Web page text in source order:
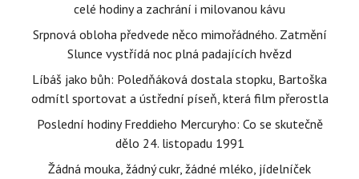
celé hodiny a zachrání i milovanou kávu
Srpnová obloha předvede něco mimořádného. Zatmění
Slunce vystřídá noc plná padajících hvězd
Líbáš jako bůh: Poledňáková dostala stopku, Bartoška
odmítl sportovat a ústřední píseň, která film přerostla
Poslední hodiny Freddieho Mercuryho: Co se skutečně
dělo 24. listopadu 1991
Žádná mouka, žádný cukr, žádné mléko, jídelníček